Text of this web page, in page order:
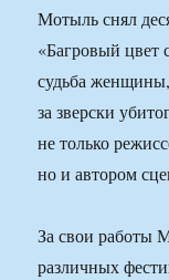
Мотыль снял
«Багровый цвет
судьба
за зверски
не только
но и автором
За свои работы
различных